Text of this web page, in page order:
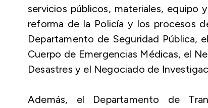
servicios públicos, materiales, equipo
reforma de la Policía y los procesos
Departamento de Seguridad Pública,
Cuerpo de Emergencias Médicas, el
Desastres y el Negociado de
Además, el Departamento de